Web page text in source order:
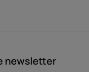
newsletter